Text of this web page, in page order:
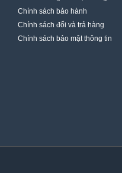
Chính sách bảo hành
Chính sách đổi và trả hàng
Chính sách bảo mật thông tin